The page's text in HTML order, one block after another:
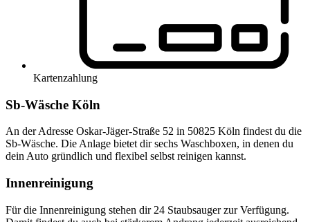
Kartenzahlung
Sb-Wäsche Köln
An der Adresse Oskar-Jäger-Straße 52 in 50825 Köln findest du die
Sb-Wäsche. Die Anlage bietet dir sechs Waschboxen, in denen du
dein Auto gründlich und flexibel selbst reinigen kannst.
Innenreinigung
Für die Innenreinigung stehen dir 24 Staubsauger zur Verfügung.